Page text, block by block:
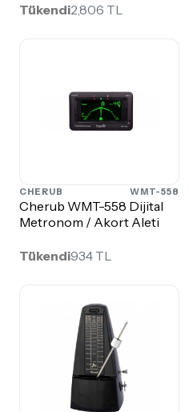
Tükendi2,806 TL
CHERUB WMT-558
Cherub WMT-558 Dijital
Metronom / Akort Aleti
Tükendi934 TL